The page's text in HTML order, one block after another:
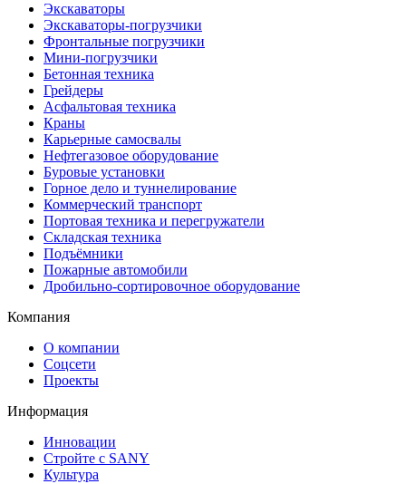
Экскаваторы
Экскаваторы-погрузчики
Фронтальные погрузчики
Мини-погрузчики
Бетонная техника
Грейдеры
Асфальтовая техника
Краны
Карьерные самосвалы
Нефтегазовое оборудование
Буровые установки
Горное дело и туннелирование
Коммерческий транспорт
Портовая техника и перегружатели
Складская техника
Подъёмники
Пожарные автомобили
Дробильно-сортировочное оборудование
Компания
О компании
Соцсети
Проекты
Информация
Инновации
Стройте с SANY
Культура